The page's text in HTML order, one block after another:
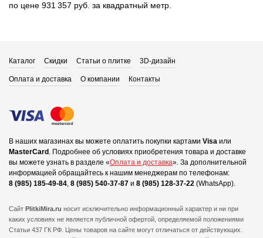
по цене 931 357 руб. за квадратный метр.
Каталог Скидки Статьи о плитке 3D-дизайн
Оплата и доставка О компании Контакты
В наших магазинах вы можете оплатить покупки картами Visa или
MasterCard . Подробнее об условиях приобретения товара и доставке
вы можете узнать в разделе «Оплата и доставка». За дополнительной
информацией обращайтесь к нашим менеджерам по телефонам:
8 (985) 185-49-84, 8 (985) 540-37-87 и 8 (985) 128-37-22 (WhatsApp).
Сайт PlitkiMira.ru носит исключительно информационный характер и ни при
каких условиях не является публичной офертой, определяемой положениями
Статьи 437 ГК РФ. Цены товаров на сайте могут отличаться от действующих.